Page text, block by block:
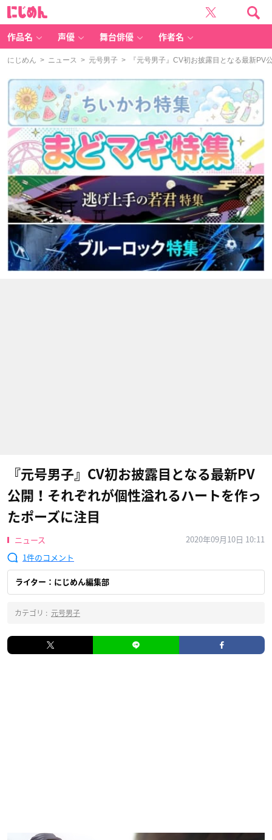
作品名 声優 舞台俳優 作者名
にじめん > ニュース > 元号男子 > 『元号男子』CV初お披露目となる最新PV
『元号男子』CV初お披露目となる最新PV
公開！それぞれが個性溢れるハートを作っ
たポーズに注目
ニュース
2020年09月10日 10:11
1
ライター：にじめん編集部
カテゴリ : 元号男子